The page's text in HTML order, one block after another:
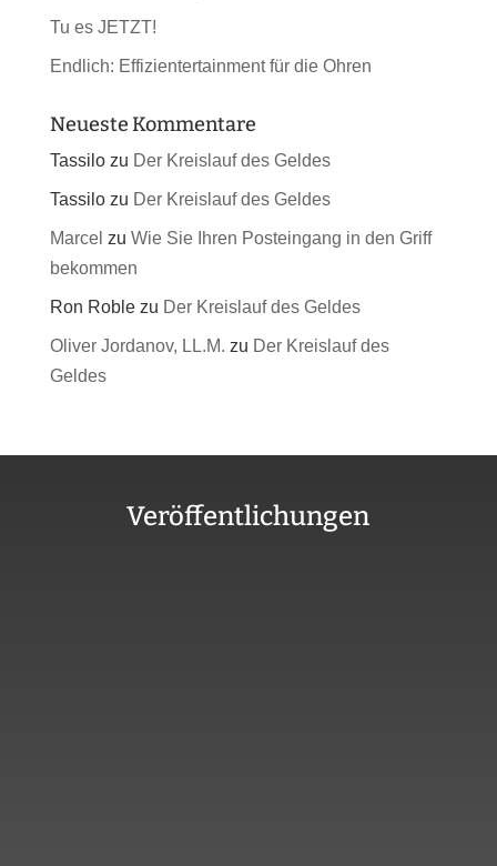
Tu es JETZT!
Endlich: Effizientertainment für die Ohren
Neueste Kommentare
Tassilozu Der Kreislauf des Geldes
Tassilozu Der Kreislauf des Geldes
Marcel zu Wie Sie Ihren Posteingang in den Griff
bekommen
Ron Roblezu Der Kreislauf des Geldes
Oliver Jordanov, LL.M. zu Der Kreislauf des
Geldes
Veröffentlichungen